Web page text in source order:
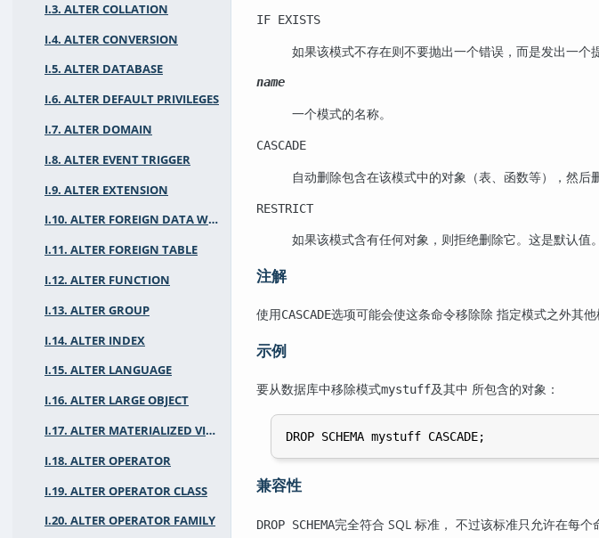
I.3. ALTER COLLATION
I.4. ALTER CONVERSION
I.5. ALTER DATABASE
I.6. ALTER DEFAULT PRIVILEGES
I.7. ALTER DOMAIN
I.8. ALTER EVENT TRIGGER
I.9. ALTER EXTENSION
I.10. ALTER FOREIGN DATA WRAPPER
I.11. ALTER FOREIGN TABLE
I.12. ALTER FUNCTION
I.13. ALTER GROUP
I.14. ALTER INDEX
I.15. ALTER LANGUAGE
I.16. ALTER LARGE OBJECT
I.17. ALTER MATERIALIZED VIEW
I.18. ALTER OPERATOR
I.19. ALTER OPERATOR CLASS
I.20. ALTER OPERATOR FAMILY
IF EXISTS
如果该模式不存在则不要抛出一个错误，而是发出一个提
name
一个模式的名称。
CASCADE
自动删除包含在该模式中的对象（表、函数等），然
RESTRICT
如果该模式含有任何对象，则拒绝删除它。这是默认值。
注解
使用CASCADE选项可能会使这条命令移除除 指定模式之外其他
示例
要从数据库中移除模式mystuff及其中 所包含的对象：
兼容性
DROP SCHEMA完全符合 SQL 标准， 不过该标准只允许在每